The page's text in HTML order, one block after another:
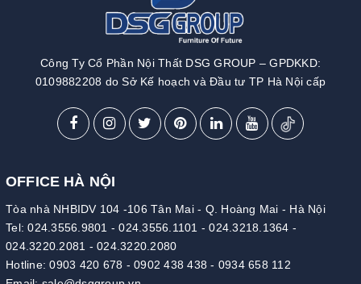
Công Ty Cổ Phần Nội Thất DSG GROUP – GPDKKD:
0109882208 do Sở Kế hoạch và Đầu tư TP Hà Nội cấp
OFFICE HÀ NỘI
Tòa nhà NHBIDV 104 -106 Tân Mai - Q. Hoàng Mai - Hà Nội
Tel:024.3556.9801 -024.3556.1101 -024.3218.1364 -
024.3220.2081 - 024.3220.2080
Hotline:0903 420 678 - 0902 438 438 - 0934 658 112